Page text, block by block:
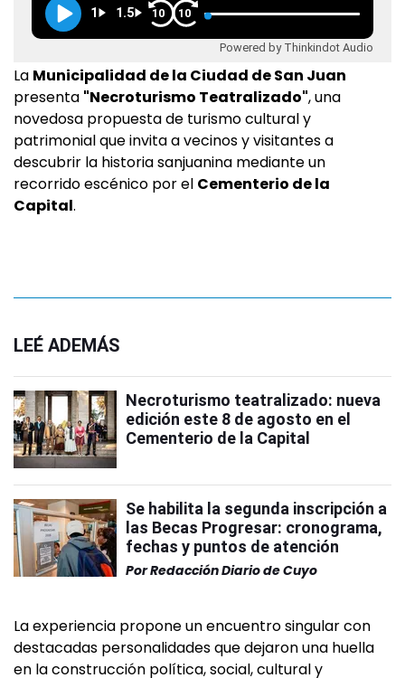
1 1.5 10 10
Powered by Thinkindot Audio
La Municipalidad de la Ciudad de San Juan
presenta "Necroturismo Teatralizado", una
novedosa propuesta de turismo cultural y
patrimonial que invita a vecinos y visitantes a
descubrir la historia sanjuanina mediante un
recorrido escénico por el Cementerio de la
Capital.
LEÉ ADEMÁS
Necroturismo teatralizado: nueva
edición este 8 de agosto en el
Cementerio de la Capital
Se habilita la segunda inscripción a
las Becas Progresar: cronograma,
fechas y puntos de atención
PorRedacción Diario de Cuyo
La experiencia propone un encuentro singular con
destacadas personalidades que dejaron una huella
en la construcción política, social, cultural y